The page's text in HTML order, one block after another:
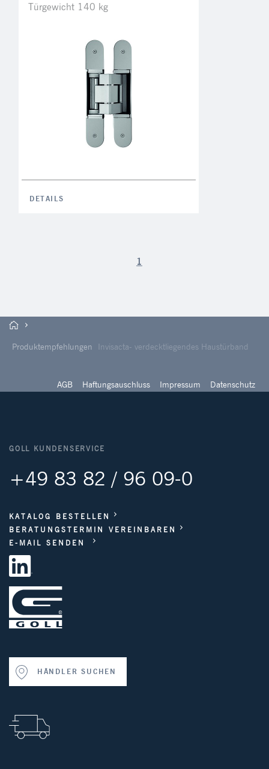
Türgewicht 140 kg
DETAILS
1
Produktempfehlungen Invisacta- verdecktliegendes Haustürband
AGB Haftungsauschluss Impressum Datenschutz
GOLL KUNDENSERVICE
+49 83 82 / 96 09-0
KATALOG BESTELLEN
BERATUNGSTERMIN VEREINBAREN
E-MAIL SENDEN
HÄNDLER SUCHEN